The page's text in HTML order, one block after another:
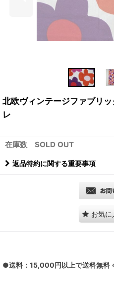
北欧ヴィンテージファブ
レ
在庫数 SOLD OUT
返品特約に関する重要事項
お気
●送料：15,000円以上で送料無料